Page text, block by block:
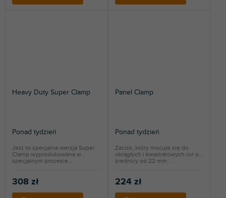
Heavy Duty Super Clamp
Ponad tydzień
308 zł
Jest to specjalna wersja Super
Clamp wyprodukowana w
specjalnym procesie...
Panel Clamp
Ponad tydzień
224 zł
Zacisk, który mocuje się do
okrągłych i kwadratowych rur o
średnicy od 22 mm...